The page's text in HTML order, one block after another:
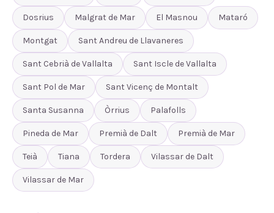
Dosrius Malgrat de Mar El Masnou Mataró
Montgat Sant Andreu de Llavaneres
Sant Cebrià de Vallalta Sant Iscle de Vallalta
Sant Pol de Mar Sant Vicenç de Montalt
Santa Susanna Òrrius Palafolls
Pineda de Mar Premià de Dalt Premià de Mar
Teià Tiana Tordera Vilassar de Dalt
Vilassar de Mar